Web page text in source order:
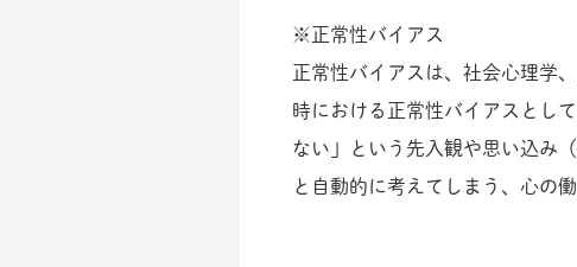
※正常性バイアス
正常性バイアスは、社会心理学
時における正常性バイアスとし
ない」という先入観や思い込み
と自動的に考えてしまう、心の